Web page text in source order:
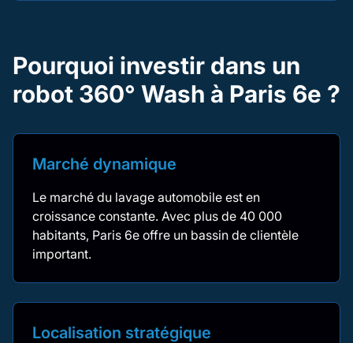
Pourquoi investir dans un
robot 360° Wash à Paris 6e ?
Marché dynamique
Le marché du lavage automobile est en
croissance constante. Avec plus de 40 000
habitants, Paris 6e offre un bassin de clientèle
important.
Localisation stratégique